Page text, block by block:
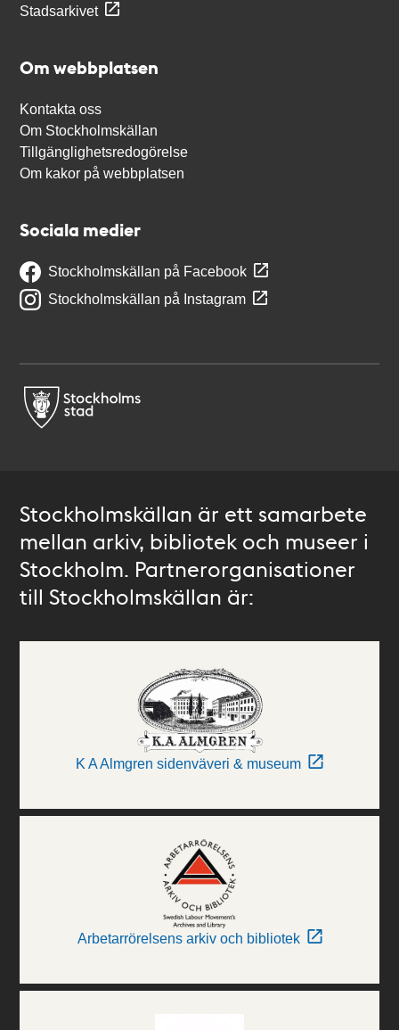
Stadsarkivet
Om webbplatsen
Kontakta oss
Om Stockholmskällan
Tillgänglighetsredogörelse
Om kakor på webbplatsen
Sociala medier
Stockholmskällan på Facebook
Stockholmskällan på Instagram
Stockholmskällan är ett samarbete
mellan arkiv, bibliotek och museer i
Stockholm. Partnerorganisationer
till Stockholmskällan är:
K A Almgren sidenväveri & museum
Arbetarrörelsens arkiv och bibliotek